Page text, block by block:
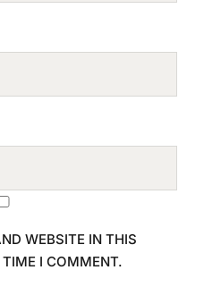
WEBSITE IN THIS
TIME I COMMENT.